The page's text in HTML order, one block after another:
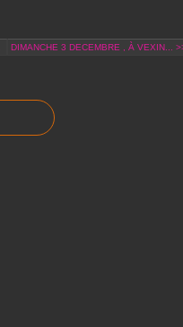
DIMANCHE 3 DECEMBRE , À VEXIN...